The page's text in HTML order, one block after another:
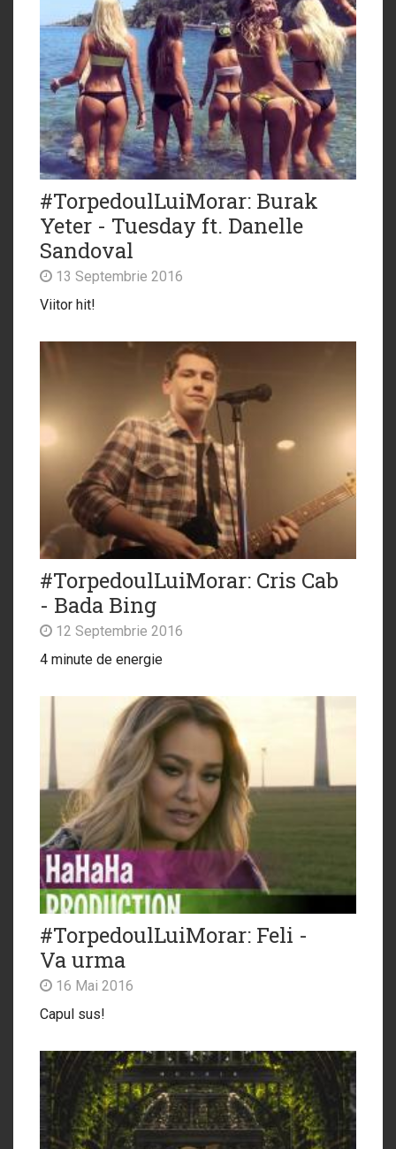
#TorpedoulLuiMorar: Burak
Yeter - Tuesday ft. Danelle
Sandoval
13 Septembrie 2016
Viitor hit!
#TorpedoulLuiMorar: Cris Cab
- Bada Bing
12 Septembrie 2016
4 minute de energie
#TorpedoulLuiMorar: Feli -
Va urma
16 Mai 2016
Capul sus!